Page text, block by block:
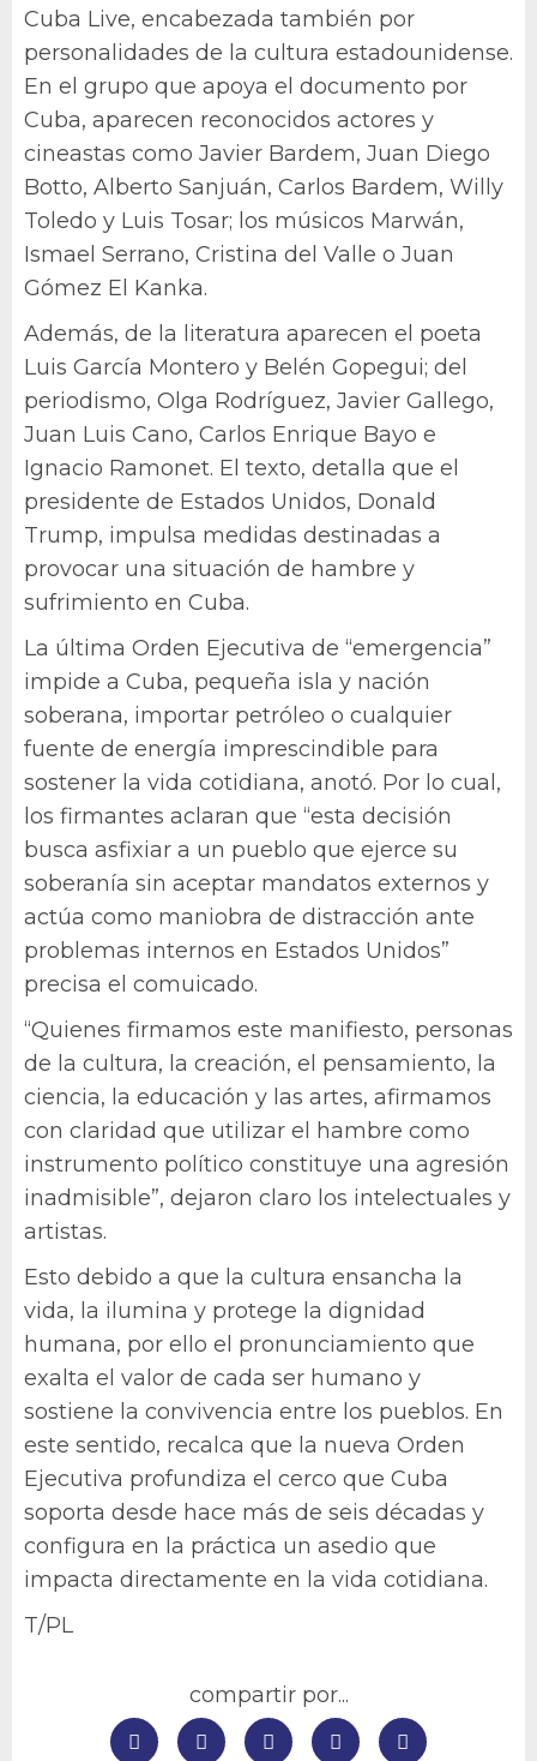
Cuba Live, encabezada también por
personalidades de la cultura estadounidense.
En el grupo que apoya el documento por
Cuba, aparecen reconocidos actores y
cineastas como Javier Bardem, Juan Diego
Botto, Alberto Sanjuán, Carlos Bardem, Willy
Toledo y Luis Tosar; los músicos Marwán,
Ismael Serrano, Cristina del Valle o Juan
Gómez El Kanka.
Además, de la literatura aparecen el poeta
Luis García Montero y Belén Gopegui; del
periodismo, Olga Rodríguez, Javier Gallego,
Juan Luis Cano, Carlos Enrique Bayo e
Ignacio Ramonet. El texto, detalla que el
presidente de Estados Unidos, Donald
Trump, impulsa medidas destinadas a
provocar una situación de hambre y
sufrimiento en Cuba.
La última Orden Ejecutiva de “emergencia”
impide a Cuba, pequeña isla y nación
soberana, importar petróleo o cualquier
fuente de energía imprescindible para
sostener la vida cotidiana, anotó. Por lo cual,
los firmantes aclaran que “esta decisión
busca asfixiar a un pueblo que ejerce su
soberanía sin aceptar mandatos externos y
actúa como maniobra de distracción ante
problemas internos en Estados Unidos”
precisa el comuicado.
“Quienes firmamos este manifiesto, personas
de la cultura, la creación, el pensamiento, la
ciencia, la educación y las artes, afirmamos
con claridad que utilizar el hambre como
instrumento político constituye una agresión
inadmisible”, dejaron claro los intelectuales y
artistas.
Esto debido a que la cultura ensancha la
vida, la ilumina y protege la dignidad
humana, por ello el pronunciamiento que
exalta el valor de cada ser humano y
sostiene la convivencia entre los pueblos. En
este sentido, recalca que la nueva Orden
Ejecutiva profundiza el cerco que Cuba
soporta desde hace más de seis décadas y
configura en la práctica un asedio que
impacta directamente en la vida cotidiana.
T/PL
compartir por...